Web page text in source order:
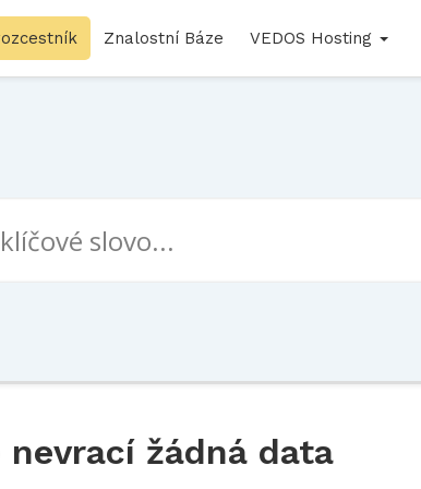
Znalostní Báze VEDOS Hosting
žádná data